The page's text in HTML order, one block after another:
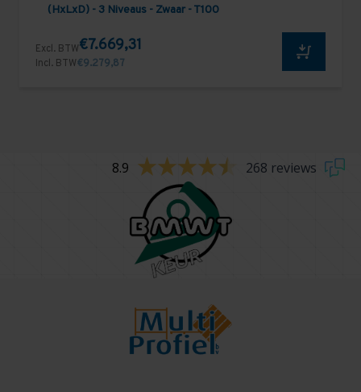
(HxLxD) - 3 Niveaus - Zwaar - T100
Excl. BTW€7.669,31
Incl. BTW€9.279,87
8.9 268 reviews